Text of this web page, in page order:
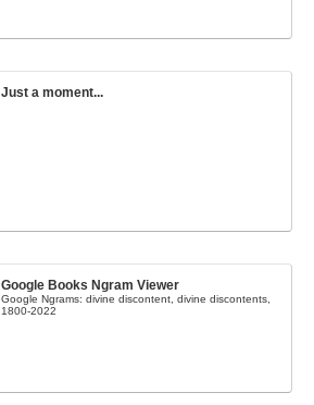
Just a moment...
Google Books Ngram Viewer
Google Ngrams: divine discontent, divine discontents,
1800-2022